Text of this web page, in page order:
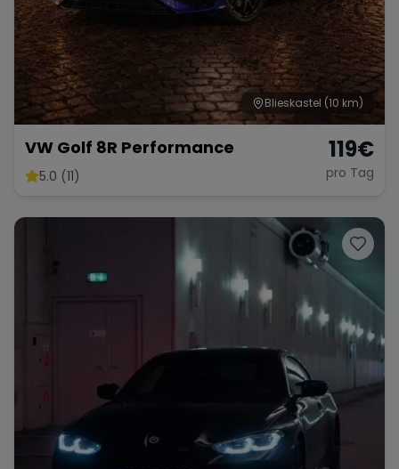
Bentley Rolls Royce Aston Martin
Bugatti Lotus Maserati
Corvette
Blieskastel (10 km)
VW Golf 8R Performance
5.0 (11)
119€
pro Tag